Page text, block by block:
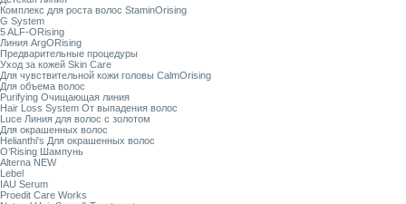
Комплекс для роста волос StaminOrising
G System
5 ALF-ORising
Линия ArgORising
Предварительные процедуры
Уход за кожей Skin Care
Для чувствительной кожи головы CalmOrising
Для объема волос
Purifying Очищающая линия
Hair Loss System От выпадения волос
Luce Линия для волос с золотом
Для окрашенных волос
Helianthi's Для окрашенных волос
O’Rising Шампунь
Alterna NEW
Lebel
IAU Serum
Proedit Care Works